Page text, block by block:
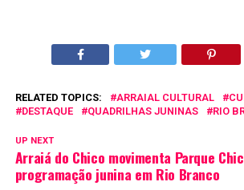
RELATED TOPICS: ARRAIAL CULTURAL
DESTAQUE
QUADRILHAS JUNINAS RIO
UP NEXT
Arraiá do Chico movimenta Parque
programação junina em Rio Branco